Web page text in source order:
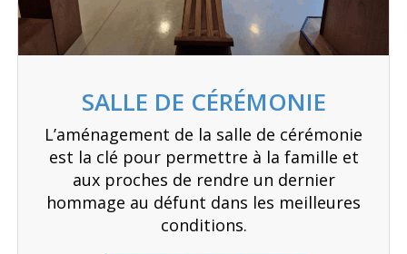
SALLE DE CÉRÉMONIE
L’aménagement de la salle de cérémonie
est la clé pour permettre à la famille et
aux proches de rendre un dernier
hommage au défunt dans les meilleures
conditions.